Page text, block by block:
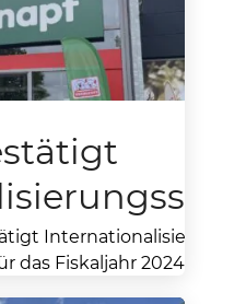
Fiskaljahr 2024. Das